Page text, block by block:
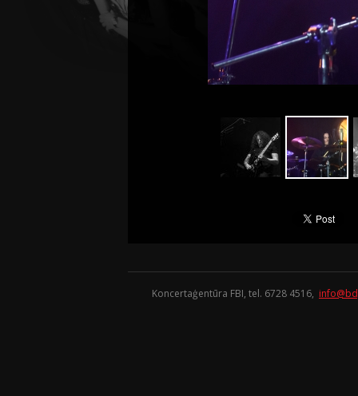
Koncertaģentūra FBI, tel. 6728 4516,